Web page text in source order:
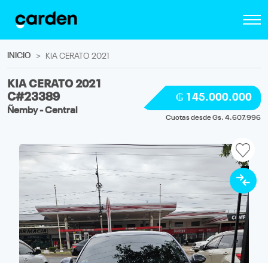
INICIO KIA CERATO 2021
KIA CERATO 2021
C#23389
Ñemby - Central
₲ 145.000.000
Cuotas desde Gs. 4.607.996